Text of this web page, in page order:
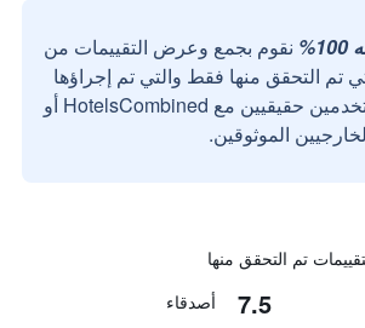
نقوم بجمع وعرض التقييمات من
تم التحقق منها فقط والتي تم إجراؤها
بواسطة مستخدمين حقيقيين مع HotelsCombined أو
الموثوقين.
7.5 أصدقاء